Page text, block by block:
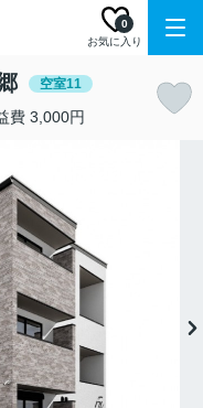
お気に入り
0
空室11
費 3,000円